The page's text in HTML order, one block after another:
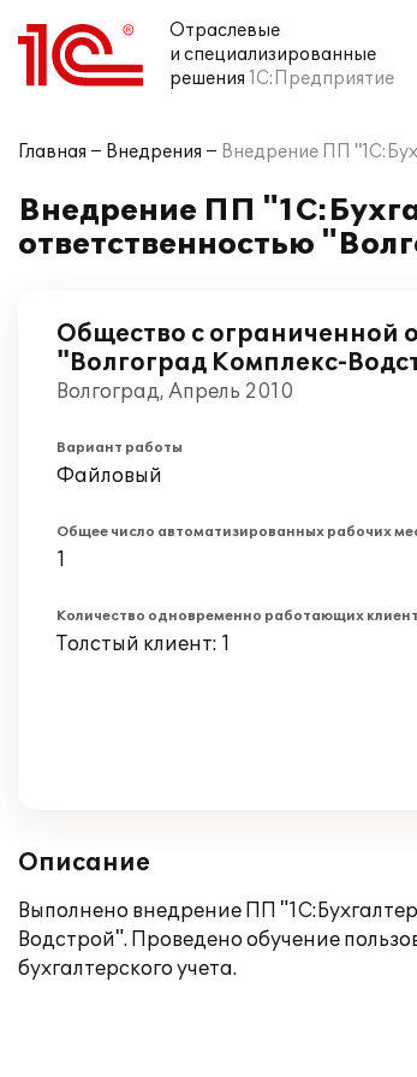
Отраслевые
и специализированные
решения 1С:Предприятие
Главная Внедрения Внедрение ПП
Внедрение ПП
ответственностью
Общество с ограниченной
"Волгоград Комплекс-
Волгоград, Апрель 2010
Вариант работы
Файловый
Общее число автоматизированных рабочих
1
Количество одновременно работающих
Толстый клиент: 1
Описание
Выполнено внедрение ПП
Водстрой". Проведено обучение
бухгалтерского учета.